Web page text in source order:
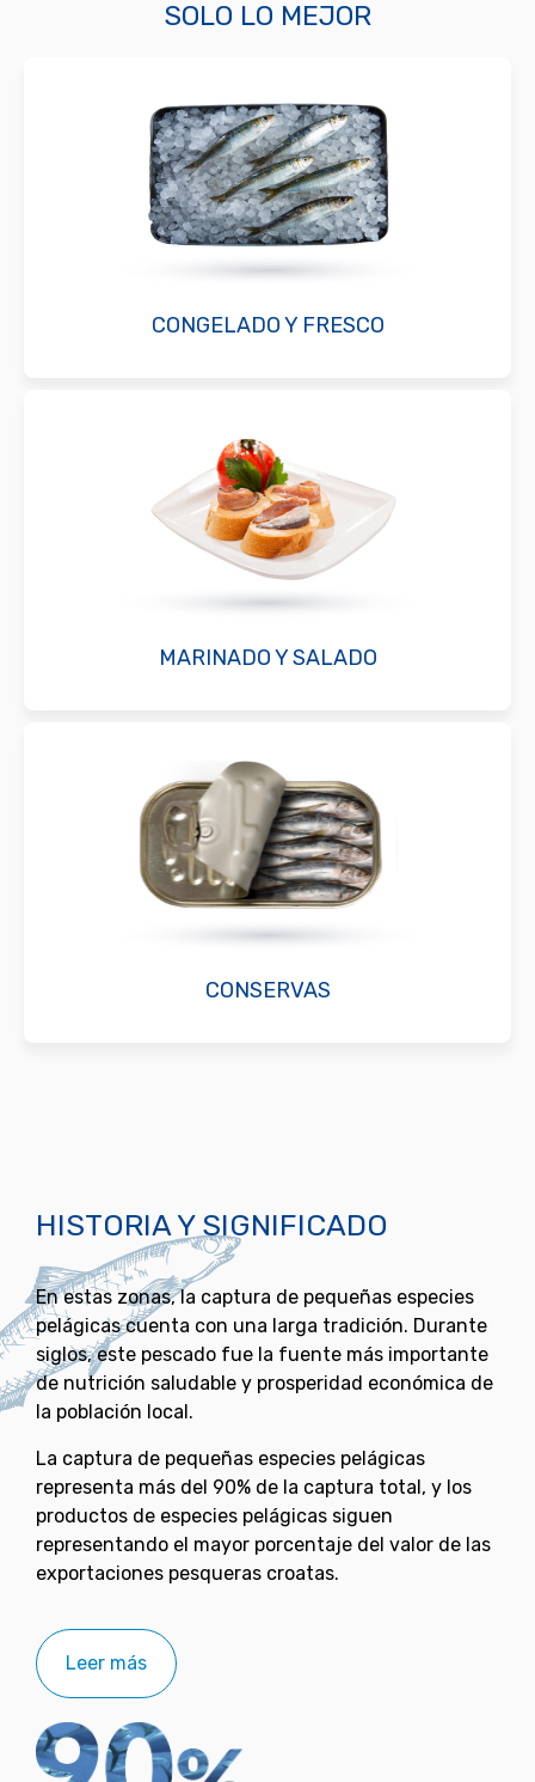
SOLO LO MEJOR
CONGELADO Y FRESCO
MARINADO Y SALADO
CONSERVAS
HISTORIA Y SIGNIFICADO
En estas zonas, la captura de pequeñas especies
pelágicas cuenta con una larga tradición. Durante
siglos, este pescado fue la fuente más importante
de nutrición saludable y prosperidad económica de
la población local.
La captura de pequeñas especies pelágicas
representa más del 90% de la captura total, y los
productos de especies pelágicas siguen
representando el mayor porcentaje del valor de las
exportaciones pesqueras croatas.
Leer más